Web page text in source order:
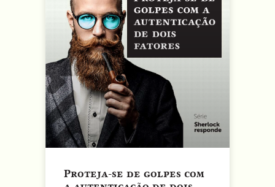
Proteja-se de golpes com